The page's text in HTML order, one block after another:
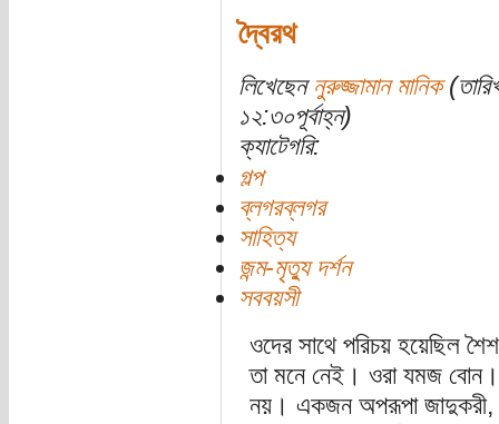
দ্বৈরথ
লিখেছেন নুরুজ্জামান মানিক
১২:৩০পূর্বাহ্ন)
ক্যাটেগরি:
গল্প
ব্লগরব্লগর
সাহিত্য
জন্ম-মৃত্যু দর্শন
সববয়সী
ওদের সাথে পরিচয় হয়েছিল
তা মনে নেই। ওরা যমজ
নয়। একজন অপরূপা জাদুকরী,